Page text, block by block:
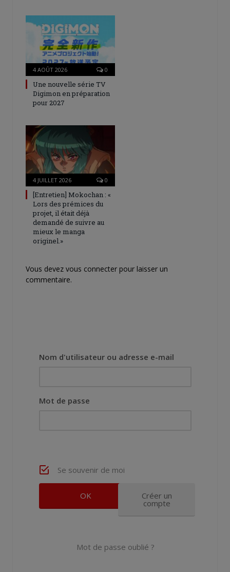
4 AOÛT 2026 0
Une nouvelle série TV
Digimon en préparation
pour 2027
4 JUILLET 2026 0
[Entretien] Mokochan : «
Lors des prémices du
projet, il était déjà
demandé de suivre au
mieux le manga
originel.»
Vous devez vous connecter pour laisser un
commentaire.
Nom d'utilisateur ou adresse e-mail
Mot de passe
Se souvenir de moi
Créer un
compte
Mot de passe oublié ?